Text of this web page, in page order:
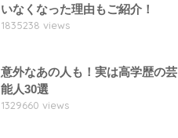
いなくなった理由もご紹介！
1835238 views
意外なあの人も！実は高学歴の芸
能人30選
1329660 views